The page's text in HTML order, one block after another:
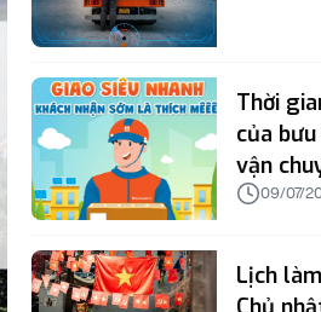
Thời
của
vận
09/07/
Lịch